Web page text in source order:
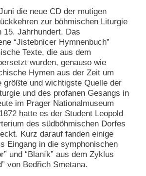
die neue CD der mutigen
zur böhmischen Liturgie
15. Jahrhundert. Das
“Jistebnicer Hymnenbuch”
Texte, die aus dem
wurden, genauso wie
Hymen aus der Zeit um
größte und wichtigste Quelle der
und des profanen Gesangs in
im Prager Nationalmuseum
hatte es der Student Leopold
des südböhmischen Dorfes
Kurz darauf fanden einige
Eingang in die symphonischen
und “Blaník” aus dem Zyklus
von Bedřich Smetana.